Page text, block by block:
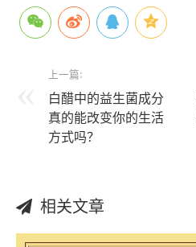
上一篇:
白醋中的益生菌成分
真的能改变你的生活
方式吗？
相关文章